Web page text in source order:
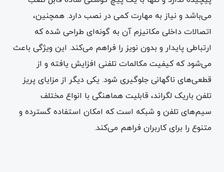
می‌باشد و نیاز به مهارت کمی در نصب دارد. همچنین،
اتصالات داخلی مکانیزم آن به گونه‌ای طراحی شده که
ارتباطی پایدار و بدون نویز را فراهم می‌کند. این ویژگی باعث
می‌شود که کیفیت مکالمات تلفنی افزایش یافته و از
قطعی‌های ناگهانی جلوگیری شود. یکی دیگر از مزایای پریز
تلفن باریک لگراند، قابلیت هماهنگی با انواع مختلف
سیم‌های تلفن و شبکه است که امکان استفاده گسترده و
متنوع را برای کاربران فراهم می‌کند.